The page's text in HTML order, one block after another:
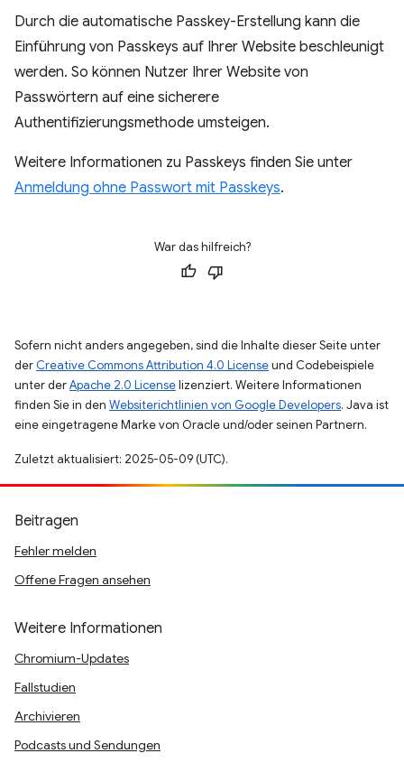
Durch die automatische Passkey-Erstellung kann die
Einführung von Passkeys auf Ihrer Website beschleunigt
werden. So können Nutzer Ihrer Website von
Passwörtern auf eine sicherere
Authentifizierungsmethode umsteigen.
Weitere Informationen zu Passkeys finden Sie unter
Anmeldung ohne Passwort mit Passkeys.
War das hilfreich?
Sofern nicht anders angegeben, sind die Inhalte dieser Seite unter
der Creative Commons Attribution 4.0 Licenseund Codebeispiele
unter derApache 2.0 Licenselizenziert. Weitere Informationen
finden Sie in den Websiterichtlinien von Google Developers. Java ist
eine eingetragene Marke von Oracle und/oder seinen Partnern.
Zuletzt aktualisiert: 2025-05-09 (UTC).
Beitragen
Fehler melden
Offene Fragen ansehen
Weitere Informationen
Chromium-Updates
Fallstudien
Archivieren
Podcasts und Sendungen